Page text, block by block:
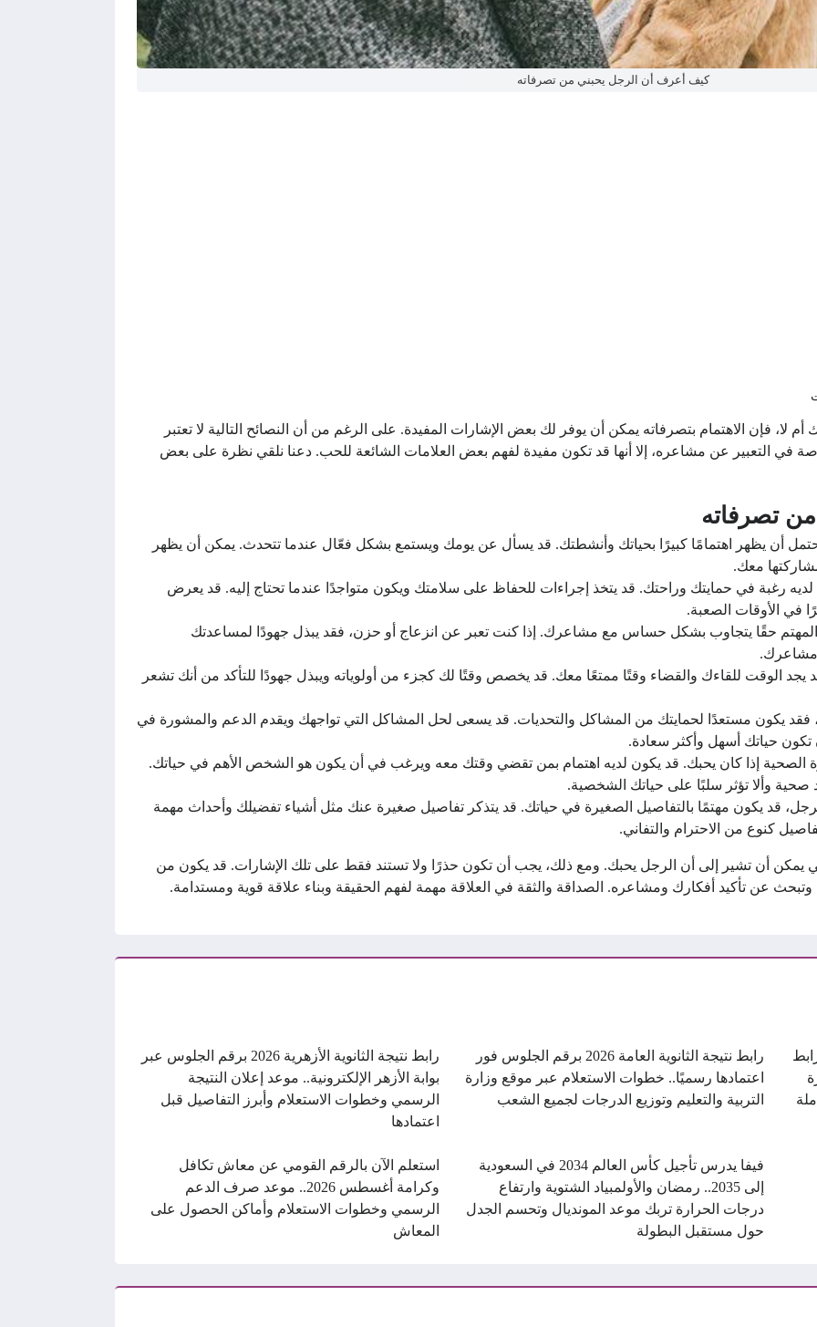
كيف أعرف أن الرجل يحبني من تصرفاته
لا، فإن الاهتمام بتصرفاته يمكن أن يوفر لك بعض الإشارات المفيدة. على الرغم من أن النصائح التالية لا تعتبر
في التعبير عن مشاعره، إلا أنها قد تكون مفيدة لفهم بعض العلامات الشائعة للحب. دعنا نلقي نظرة على بعض
تصرفاته
أن يظهر اهتمامًا كبيرًا بحياتك وأنشطتك. قد يسأل عن يومك ويستمع بشكل فعّال عندما تتحدث. يمكن أن يظهر
معك.
رغبة في حمايتك وراحتك. قد يتخذ إجراءات للحفاظ على سلامتك ويكون متواجدًا عندما تحتاج إليه. قد يعرض
في الأوقات الصعبة.
حقًا يتجاوب بشكل حساس مع مشاعرك. إذا كنت تعبر عن انزعاج أو حزن، فقد يبذل جهودًا لمساعدتك
مشاعرك.
الوقت للقاءك والقضاء وقتًا ممتعًا معك. قد يخصص وقتًا لك كجزء من أولوياته ويبذل جهودًا للتأكد من أنك تشعر
فقد يكون مستعدًا لحمايتك من المشاكل والتحديات. قد يسعى لحل المشاكل التي تواجهك ويقدم الدعم والمشورة في
تكون حياتك أسهل وأكثر سعادة.
الصحية إذا كان يحبك. قد يكون لديه اهتمام بمن تقضي وقتك معه ويرغب في أن يكون هو الشخص الأهم في حياتك.
وألا تؤثر سلبًا على حياتك الشخصية.
قد يكون مهتمًا بالتفاصيل الصغيرة في حياتك. قد يتذكر تفاصيل صغيرة عنك مثل أشياء تفضيلك وأحداث مهمة
كنوع من الاحترام والتفاني.
يمكن أن تشير إلى أن الرجل يحبك. ومع ذلك، يجب أن تكون حذرًا ولا تستند فقط على تلك الإشارات. قد يكون من
عن تأكيد أفكارك ومشاعره. الصداقة والثقة في العلاقة مهمة لفهم الحقيقة وبناء علاقة قوية ومستدامة.
رابط
رابط نتيجة الثانوية العامة 2026 برقم الجلوس فور
اعتمادها رسميًا.. خطوات الاستعلام عبر موقع وزارة
التربية والتعليم وتوزيع الدرجات لجميع الشعب
رابط نتيجة الثانوية الأزهرية 2026 برقم الجلوس عبر
بوابة الأزهر الإلكترونية.. موعد إعلان النتيجة
الرسمي وخطوات الاستعلام وأبرز التفاصيل قبل
اعتمادها
فيفا يدرس تأجيل كأس العالم 2034 في السعودية
إلى 2035.. رمضان والأولمبياد الشتوية وارتفاع
درجات الحرارة تربك موعد المونديال وتحسم الجدل
حول مستقبل البطولة
استعلم الآن بالرقم القومي عن معاش تكافل
وكرامة أغسطس 2026.. موعد صرف الدعم
الرسمي وخطوات الاستعلام وأماكن الحصول على
المعاش